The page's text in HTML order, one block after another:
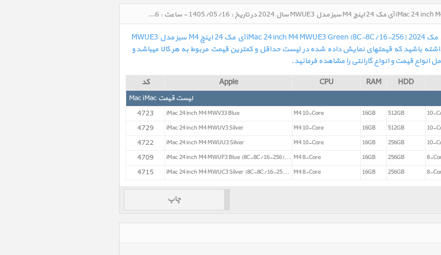
لیست قیمت کالاهای هم گروه آی مک iMac 24 inch M4 MWUE3 Green (8C-8C/16-256) 2024 آی مک 24 اینچ M4 سبز مدل MWUE3 سال 2024 در تاریخ : 1405/05/16 - ساعت : 07:56
در لیست زیر بهترین و آخرین قیمت روز خرید و فروش کالاهای هم گروه آی مک iMac 24 inch M4 MWUE3 Green (8C-8C/16-256) 2024 آی مک 24 اینچ M4 سبز مدل MWUE3
داشته باشید که قیمتهای نمایش داده شده در لیست حداقل و کمترین قیمت مربوط به هر کالا میباشد و
انواع قیمت و انواع گارانتی را مشاهده فرمائید.
کد
Apple CPU RAM HDD
لیست قیمت Mac iMac
4723
iMac 24 inch M4 MWV33 Blue M4 10-Core 16GB 512GB 10-
4729
iMac 24 inch M4 MWUV3 Silver M4 10-Core 16GB 512GB 10-
4722
iMac 24 inch M4 MWUU3 Silver M4 10-Core 16GB 256GB 10-
4709
iMac 24 inch M4 MWUF3 Blue (8C-8C/16-256) 2024 M4 8-Core 16GB 256GB 8-
4715
iMac 24 inch M4 MWUC3 Silver (8C-8C/16-256) 2024 M4 8-Core 16GB 256GB 8-
چاپ